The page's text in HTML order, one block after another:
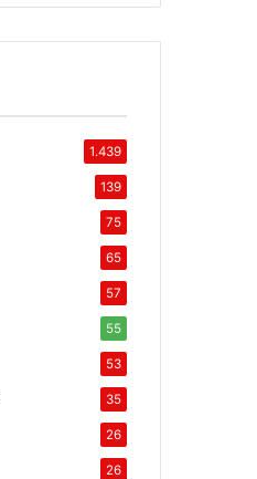
1.439
139
75
65
57
55
53
35
26
26